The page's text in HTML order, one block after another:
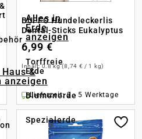
&
anzeigen
Alles in
Erde
anzeigen
Torffreie
Erde
Blumenerde
Spezialerde
BUFFO Hundeleckerlis
Dental-Sticks Eukalyptus
6,99 €
Inhalt:0.8 kg(8,74 € / 1 kg)
Lieferzeit: 2 - 5 Werktage